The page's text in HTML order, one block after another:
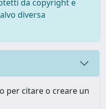
da copyright e
diversa
per citare o creare un